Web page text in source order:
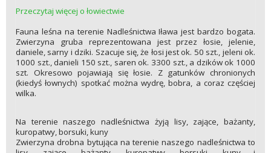
Przeczytaj więcej o łowiectwie
Fauna leśna na terenie Nadleśnictwa Iława jest bardzo bogata.
Zwierzyna gruba reprezentowana jest przez łosie, jelenie,
daniele, sarny i dziki. Szacuje się, że łosi jest ok. 50 szt., jeleni ok.
1000 szt., danieli 150 szt., saren ok. 3300 szt., a dzików ok 1000
szt. Okresowo pojawiają się łosie. Z gatunków chronionych
(kiedyś łownych) spotkać można wydrę, bobra, a coraz częściej
wilka.
Na terenie naszego nadleśnictwa żyją lisy, zające, bażanty,
kuropatwy, borsuki, kuny
Zwierzyna drobna bytująca na terenie naszego nadleśnictwa to